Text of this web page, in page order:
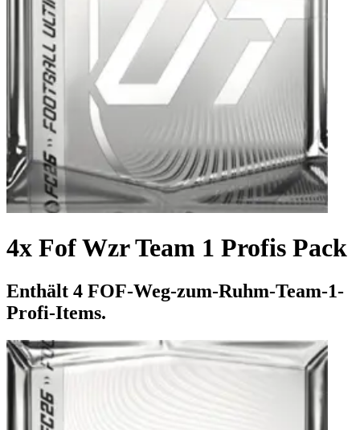
4x Fof Wzr Team 1 Profis Pack
Enthält 4 FOF-Weg-zum-Ruhm-Team-1-
Profi-Items.